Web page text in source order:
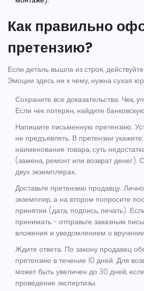
Как правильно
претензию?
Если деталь вышла из строя,
Эмоции здесь ни к чему, нужна сухая
Сохраните все доказательства. Чек,
Если чек потерян, найдите
Напишите письменную претензию.
не предъявлять. В претензии
наименование товара, суть
(замена, ремонт или возврат денег).
двух экземплярах.
Доставьте претензию продавцу.
экземпляр, а на втором попросите
принятии (дата, подпись, печать).
принимать - отправьте заказным
вложения и уведомлением о
Ждите ответа. По закону продавец
претензию в течение 10 дней. Для
может быть увеличен до 30 дней,
проведение экспертизы.